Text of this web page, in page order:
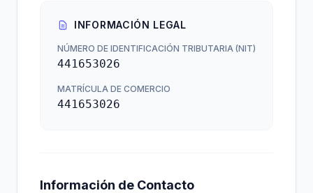
INFORMACIÓN LEGAL
NÚMERO DE IDENTIFICACIÓN TRIBUTARIA (NIT)
441653026
MATRÍCULA DE COMERCIO
441653026
Información de Contacto